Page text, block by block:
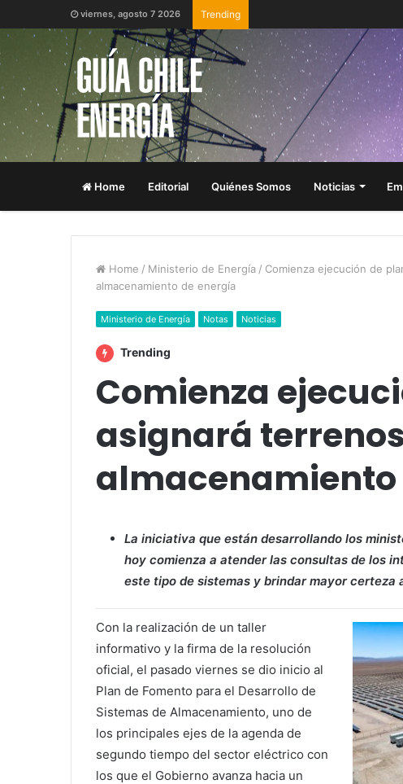
viernes, agosto 7 2026 Trending
Home Editorial Quiénes Somos Noticias
Home / Ministerio de Energía / Comienza ejecución de
almacenamiento de energía
Ministerio de Energía Notas Noticias
Trending
Comienza
asignará
almacenamiento
La iniciativa que están desarrollando los
hoy comienza a atender las consultas de los
este tipo de sistemas y brindar mayor certeza
Con la realización de un taller
informativo y la firma de la resolución
oficial, el pasado viernes se dio inicio al
Plan de Fomento para el Desarrollo de
Sistemas de Almacenamiento, uno de
los principales ejes de la agenda de
segundo tiempo del sector eléctrico con
los que el Gobierno avanza hacia un